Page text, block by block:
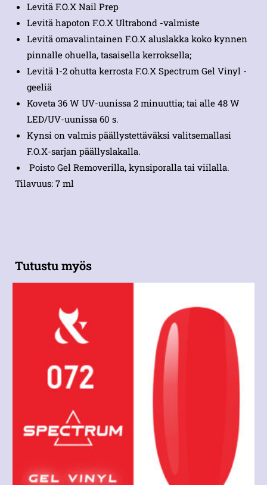
Levitä F.O.X Nail Prep
Levitä hapoton F.O.X Ultrabond -valmiste
Levitä omavalintainen F.O.X aluslakka koko kynnen
pinnalle ohuella, tasaisella kerroksella;
Levitä 1-2 ohutta kerrosta F.O.X Spectrum Gel Vinyl -
geeliä
Koveta 36 W UV-uunissa 2 minuuttia; tai alle 48 W
LED/UV-uunissa 60 s.
Kynsi on valmis päällystettäväksi valitsemallasi
F.O.X-sarjan päällyslakalla.
Poisto Gel Removerilla, kynsiporalla tai viilalla.
Tilavuus: 7 ml
Tutustu myös